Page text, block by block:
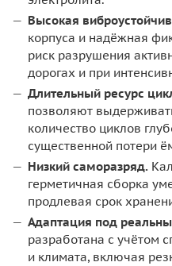
Высокая
корпуса и надёжная
риск разрушения
дорогах и при
Длительный ресурс
позволяют
количество циклов
существенной потери
Низкий саморазряд.
герметичная сборка
продлевая срок
Адаптация под
разработана с учётом
и климата, включая